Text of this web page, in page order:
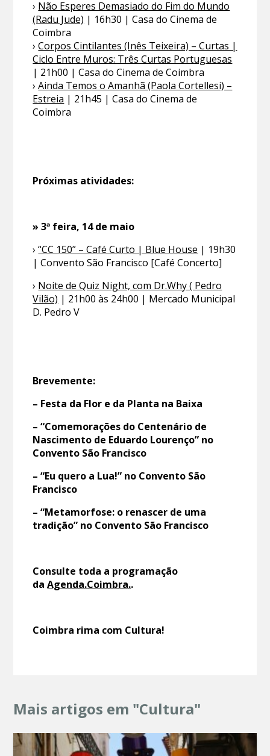
› Não Esperes Demasiado do Fim do Mundo
(Radu Jude) | 16h30 | Casa do Cinema de
Coimbra
›Corpos Cintilantes (Inês Teixeira) – Curtas |
Ciclo Entre Muros: Três Curtas Portuguesas
| 21h00 | Casa do Cinema de Coimbra
›Ainda Temos o Amanhã (Paola Cortellesi) –
Estreia | 21h45 | Casa do Cinema de
Coimbra
Próximas atividades:
» 3ª feira, 14 de maio
›“CC 150” – Café Curto | Blue House | 19h30
| Convento São Francisco [Café Concerto]
› Noite de Quiz Night, com Dr.Why ( Pedro
Vilão) | 21h00 às 24h00 | Mercado Municipal
D. Pedro V
Brevemente:
– Festa da Flor e da Planta na Baixa
– “Comemorações do Centenário de
Nascimento de Eduardo Lourenço” no
Convento São Francisco
– “Eu quero a Lua!” no Convento São
Francisco
– “Metamorfose: o renascer de uma
tradição” no Convento São Francisco
Consulte toda a programação
daAgenda.Coimbra..
Coimbra rima com Cultura!
Mais artigos em "Cultura"